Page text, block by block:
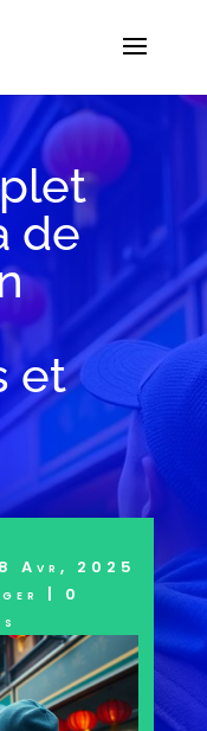
de
et
Avr, 2025
| 0